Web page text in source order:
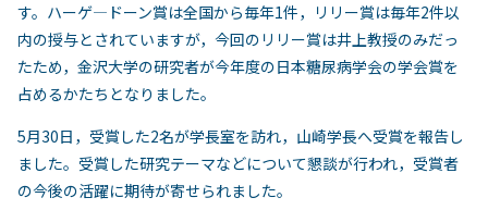
す。ハーゲ―ドーン賞は全国から毎年1件，リリー賞は毎年2件以
内の授与とされていますが，今回のリリー賞は井上教授のみだっ
たため，金沢大学の研究者が今年度の日本糖尿病学会の学会賞を
占めるかたちとなりました。
5月30日，受賞した2名が学長室を訪れ，山崎学長へ受賞を報告し
ました。受賞した研究テーマなどについて懇談が行われ，受賞者
の今後の活躍に期待が寄せられました。